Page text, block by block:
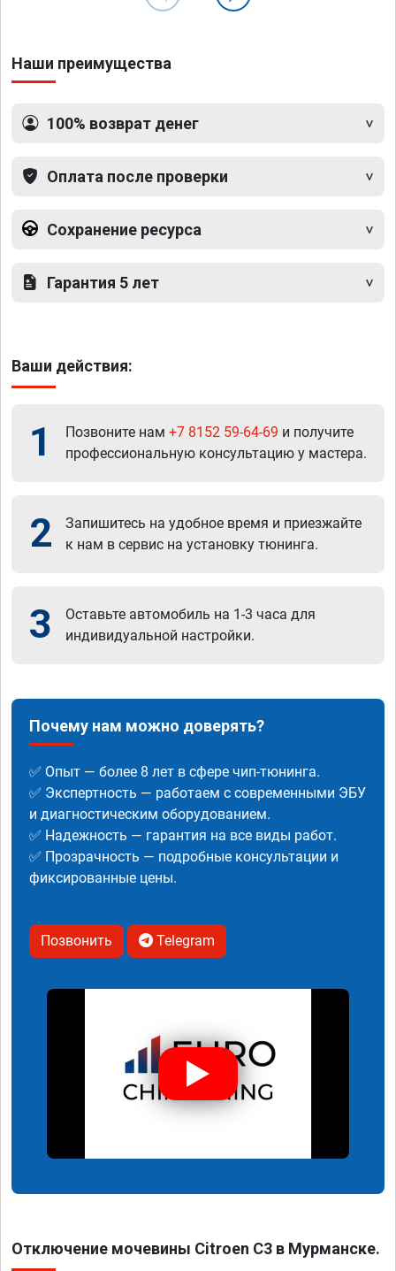
Наши преимущества
100% возврат денег
Оплата после проверки
Сохранение ресурса
Гарантия 5 лет
Ваши действия:
1 Позвоните нам +7 8152 59-64-69 и получите
профессиональную консультацию у мастера.
2
Запишитесь на удобное время и приезжайте
к нам в сервис на установку тюнинга.
3
Оставьте автомобиль на 1-3 часа для
индивидуальной настройки.
Почему нам можно доверять?
✅ Опыт — более 8 лет в сфере чип-тюнинга.
✅ Экспертность — работаем с современными ЭБУ
и диагностическим оборудованием.
✅ Надежность — гарантия на все виды работ.
✅ Прозрачность — подробные консультации и
фиксированные цены.
Позвонить Telegram
Отключение мочевины Citroen C3 в Мурманске.